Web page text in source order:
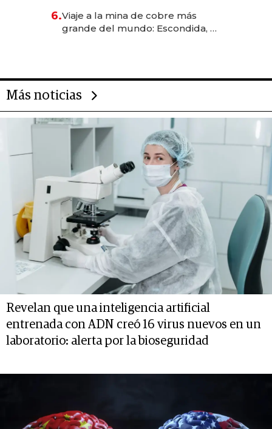
6.Viaje a la mina de cobre más
grande del mundo: Escondida, el
Más noticias
Revelan que una inteligencia artificial
entrenada con ADN creó 16 virus nuevos en un
laboratorio: alerta por la bioseguridad